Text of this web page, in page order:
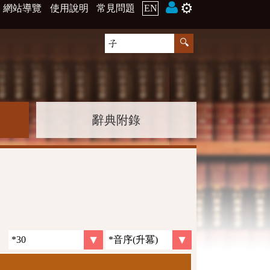
網站導覽 使用說明 常見問題 EN ⚙️
辭典附錄